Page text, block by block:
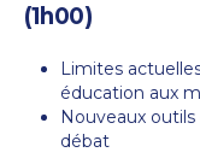
(1h00)
Limites
éducation aux
Nouveaux
débat